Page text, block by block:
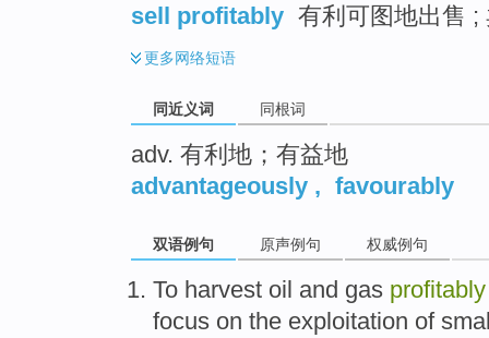
sell profitably 有利可图地出售 ;
更多网络短语
同近义词 同根词
adv. 有利地；有益地
advantageously , favourably
双语例句 原声例句 权威例句
To harvest oil and gas profitably
focus on the exploitation of